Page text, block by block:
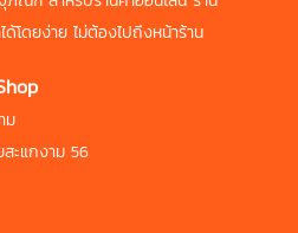
ด้โดยง่าย ไม่ต้องไปถึงหน้าร้าน
ม
ะแกงาม 56